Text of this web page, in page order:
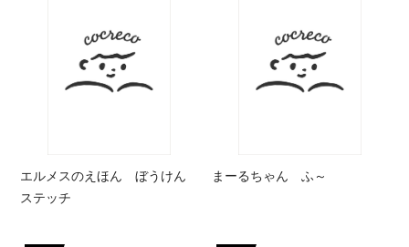
エルメスのえほん ぼうけん
ステッチ
まーるちゃん ふ～